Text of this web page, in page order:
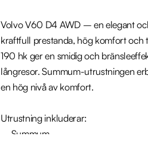
Volvo V60 D4 AWD – en elegant
kraftfull prestanda, hög komfort och
190 hk ger en smidig och
långresor. Summum-utrustningen
en hög nivå av komfort.
Utrustning inkluderar: